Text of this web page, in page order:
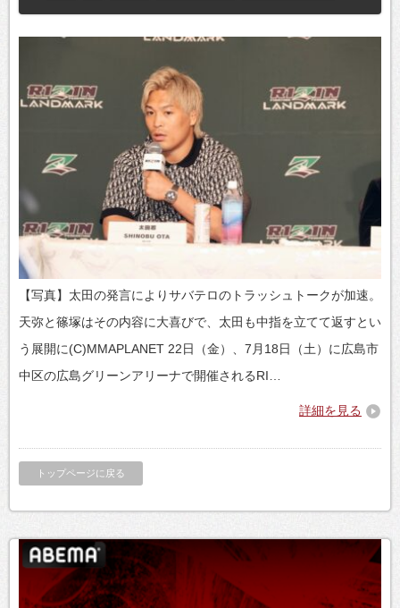
【写真】太田の発言によりサバテロのトラッシュトークが加速。
天弥と篠塚はその内容に大喜びで、太田も中指を立てて返すとい
う展開に(C)MMAPLANET 22日（金）、7月18日（土）に広島市
中区の広島グリーンアリーナで開催されるRI…
詳細を見る
トップページに戻る